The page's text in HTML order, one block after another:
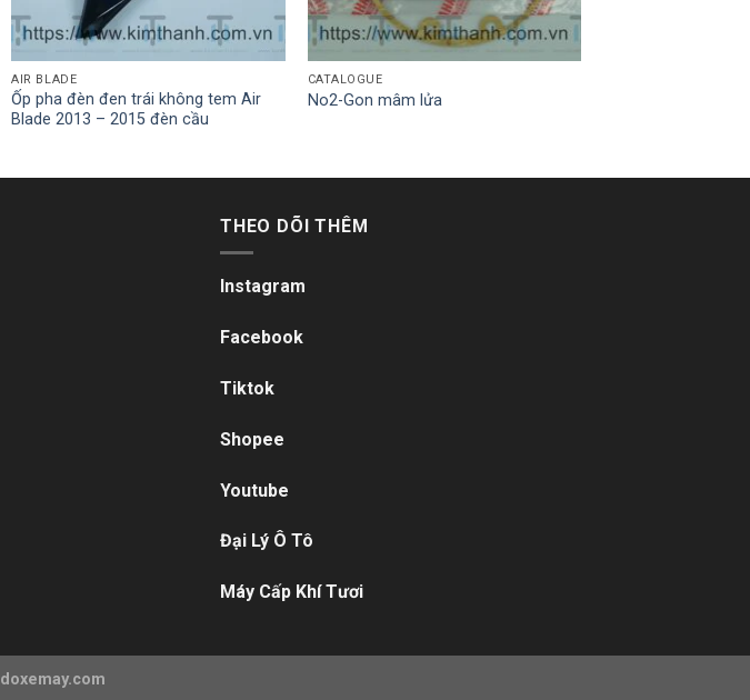
AIR BLADE
Ốp pha đèn đen trái không tem Air
Blade 2013 – 2015 đèn cầu
CATALOGUE
No2-Gon mâm lửa
THEO DÕI THÊM
Instagram
Facebook
Tiktok
Shopee
Youtube
Đại Lý Ô Tô
Máy Cấp Khí Tươi
doxemay.com